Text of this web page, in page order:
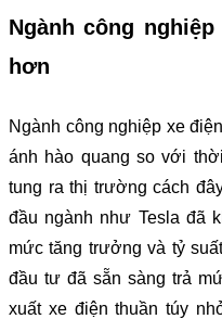
Ngành công
hơn
Ngành công nghiệp xe
ánh hào quang so với
tung ra thị trường cách
đầu ngành như Tesla đã
mức tăng trưởng và tỷ
đầu tư đã sẵn sàng trả
xuất xe điện thuần túy